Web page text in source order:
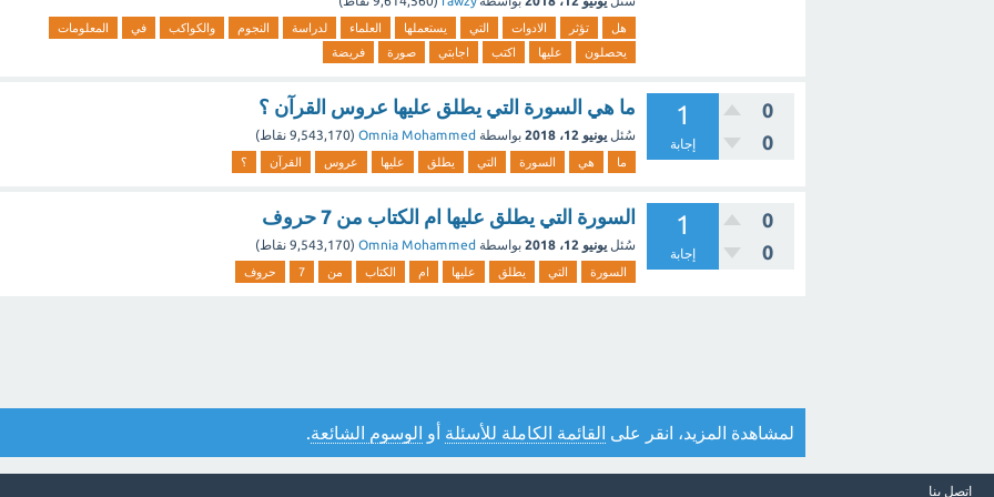
هل تؤثر الادوات التي يستعملها العلماء لدراسة النجوم والكواكب في
المعلومات
يحصلون
عليها اكتب اجابتي صورة فريضة
0
0
1
إجابة
ما هي السورة التي يطلق عليها عروس القرآن ؟
سُئل يونيو 12، 2018 بواسطة Omnia Mohammed
(
9,543,170 نقاط)
ما هي السورة التي يطلق عليها عروس القرآن ؟
0
0
1
إجابة
السورة التي يطلق عليها ام الكتاب من 7 حروف
سُئل يونيو 12، 2018 بواسطة Omnia Mohammed
(
9,543,170 نقاط)
السورة التي يطلق عليها ام الكتاب من 7 حروف
لمشاهدة المزيد، انقر على القائمة الكاملة للأسئلة أو الوسوم الشائعة.
اتصل بنا